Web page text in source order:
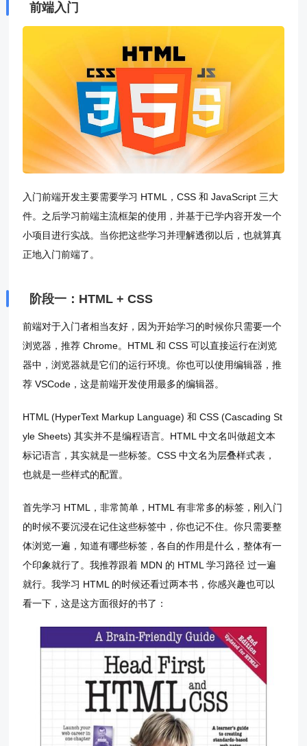
前端入门
入门前端开发主要需要学习 HTML，CSS 和 JavaScript 三大
件。之后学习前端主流框架的使用，并基于已学内容开发一个
小项目进行实战。当你把这些学习并理解透彻以后，也就算真
正地入门前端了。
阶段一：HTML + CSS
前端对于入门者相当友好，因为开始学习的时候你只需要一个
浏览器，推荐 Chrome。HTML 和 CSS 可以直接运行在浏览
器中，浏览器就是它们的运行环境。你也可以使用编辑器，推
荐 VSCode，这是前端开发使用最多的编辑器。
HTML (HyperText Markup Language) 和 CSS (Cascading St
yle Sheets) 其实并不是编程语言。HTML 中文名叫做超文本
标记语言，其实就是一些标签。CSS 中文名为层叠样式表，
也就是一些样式的配置。
首先学习 HTML，非常简单，HTML 有非常多的标签，刚入门
的时候不要沉浸在记住这些标签中，你也记不住。你只需要整
体浏览一遍，知道有哪些标签，各自的作用是什么，整体有一
个印象就行了。我推荐跟着 MDN 的 HTML 学习路径 过一遍
就行。我学习 HTML 的时候还看过两本书，你感兴趣也可以
看一下，这是这方面很好的书了：